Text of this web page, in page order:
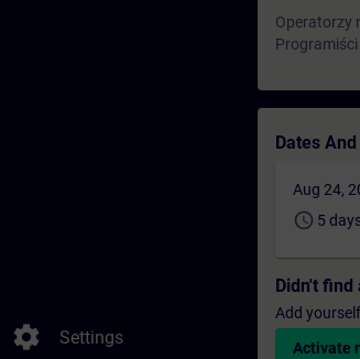
settings Settings
Operatorzy
Programiści
Dates
Aug 24,
schedule 5
Didn't find
Add
Activate